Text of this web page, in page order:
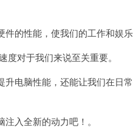
的性能，使我们的工作和娱乐
对于我们来说至关重要。
电脑性能，还能让我们在日
入全新的动力吧！。